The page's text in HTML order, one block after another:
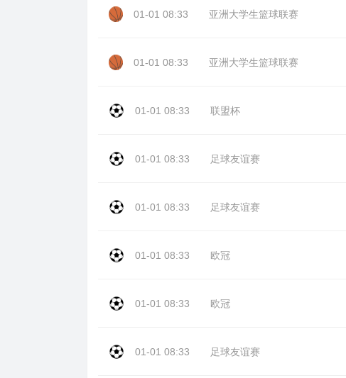
01-01 08:33 亚洲大学生篮球联赛
01-01 08:33 亚洲大学生篮球联赛
01-01 08:33 联盟杯
01-01 08:33 足球友谊赛
01-01 08:33 足球友谊赛
01-01 08:33 欧冠
01-01 08:33 欧冠
01-01 08:33 足球友谊赛